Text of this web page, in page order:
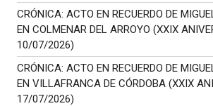
CRÓNICA: ACTO EN RECUERDO DE
EN COLMENAR DEL ARROYO (XXIX
10/07/2026)
CRÓNICA: ACTO EN RECUERDO DE
EN VILLAFRANCA DE CÓRDOBA (XXIX
17/07/2026)